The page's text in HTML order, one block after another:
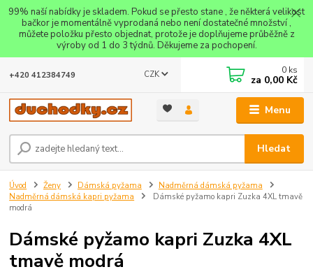
99% naší nabídky je skladem. Pokud se přesto stane , že některá velikost
bačkor je momentálně vyprodaná nebo není dostatečné množství ,
můžete položku přesto objednat, protože je doplňujeme průběžně z
výroby od 1 do 3 týdnů. Děkujeme za pochopení.
Menu
CZK
Hledat
+420 412384749 0 ks
za 0,00 Kč
Úvod Ženy Dámská pyžama
Nadměrná dámská pyžama
Nadměrná dámská kapri pyžama
Dámské pyžamo kapri Zuzka 4XL tmavě
modrá
Dámské pyžamo kapri Zuzka 4XL
tmavě modrá